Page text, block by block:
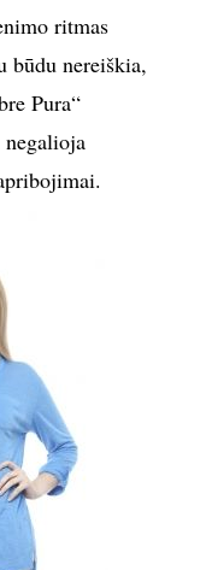
ritmas
būdu nereiškia,
Pura“